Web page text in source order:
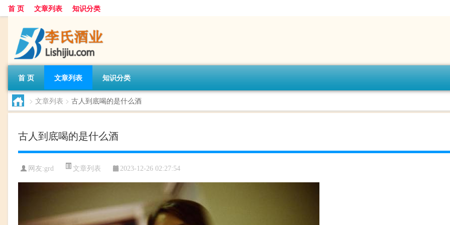
首 页 文章列表 知识分类
首 页 文章列表 知识分类
> 文章列表 > 古人到底喝的是什么酒
古人到底喝的是什么酒
网友:grd 文章列表 2023-12-26 02:27:54